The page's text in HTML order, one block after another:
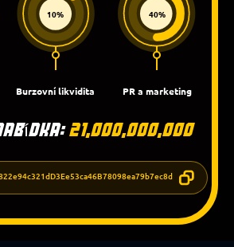
10%
Burzovní likvidita
40%
PR a marketing
21,000,000,000